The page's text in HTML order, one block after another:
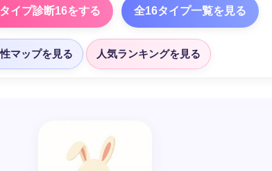
イプ診断16をする 全16タイプ一覧を見る
マップを見る 人気ランキングを見る